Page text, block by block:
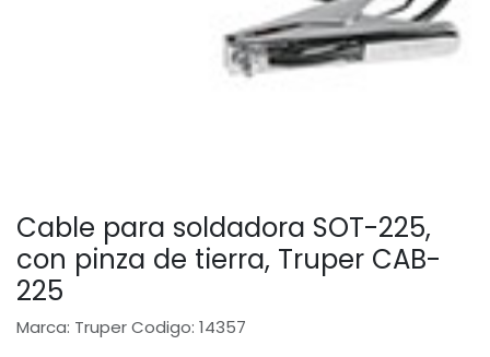
Cable para soldadora SOT-225,
con pinza de tierra, Truper CAB-
225
Marca: Truper Codigo: 14357